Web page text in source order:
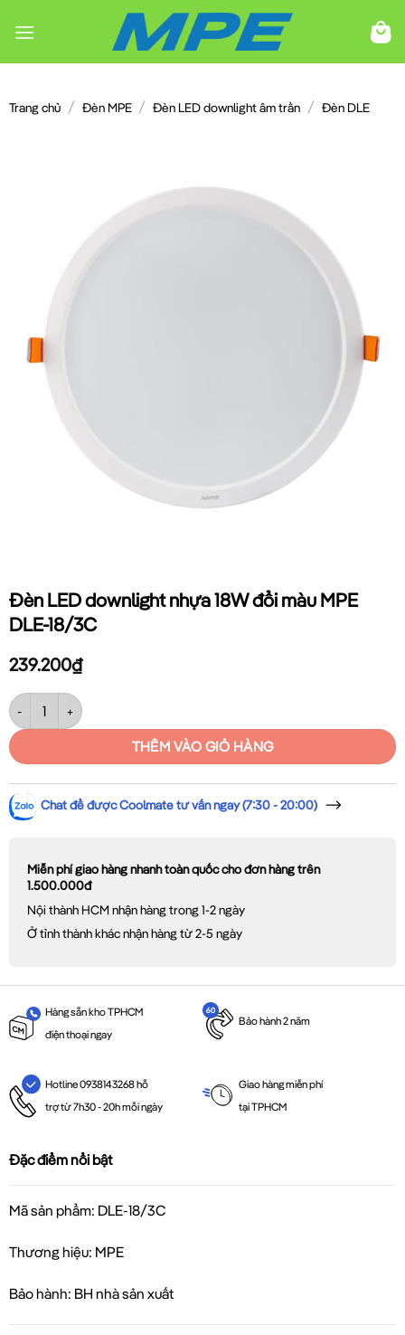
đến
Trang chủ / Đèn MPE / Đèn LED downlight âm trần / Đèn DLE
Đèn LED downlight nhựa 18W đổi màu MPE
DLE-18/3C
239.200₫
Đèn LED downlight nhựa 18W đổi màu MPE DLE-18/3C số lượng
THÊM VÀO GIỎ HÀNG
Chat để được Coolmate tư vấn ngay (7:30 - 20:00)
Miễn phí giao hàng nhanh toàn quốc cho đơn hàng trên
1.500.000đ
Nội thành HCM nhận hàng trong 1-2 ngày
Ở tỉnh thành khác nhận hàng từ 2-5 ngày
Hàng sẵn kho TPHCM
điện thoại ngay
Bảo hành 2 năm
Hotline 0938143268 hỗ
trợ từ 7h30 - 20h mỗi ngày
Giao hàng miễn phí
tại TPHCM
Đặc điểm nổi bật
Mã sản phẩm: DLE-18/3C
Thương hiệu: MPE
Bảo hành: BH nhà sản xuất